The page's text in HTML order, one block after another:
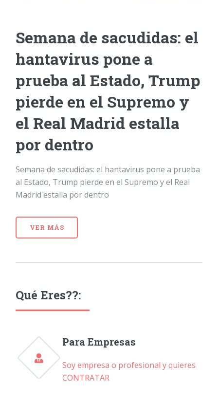
Semana de sacudidas: el
hantavirus pone a
prueba al Estado, Trump
pierde en el Supremo y
el Real Madrid estalla
por dentro
Semana de sacudidas: el hantavirus pone a prueba
al Estado, Trump pierde en el Supremo y el Real
Madrid estalla por dentro
VER MÁS
Qué Eres??:
Para Empresas
Soy empresa o profesional y quieres
CONTRATAR